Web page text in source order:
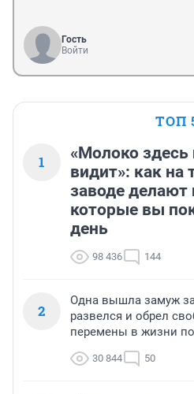
Гость
Войти
ТОП
1
«Молоко здесь
видит»: как
заводе делают
которые вы
день
98 436 144
2
Одна вышла замуж
развелся и обрел
перемены в жизни
30 844 50